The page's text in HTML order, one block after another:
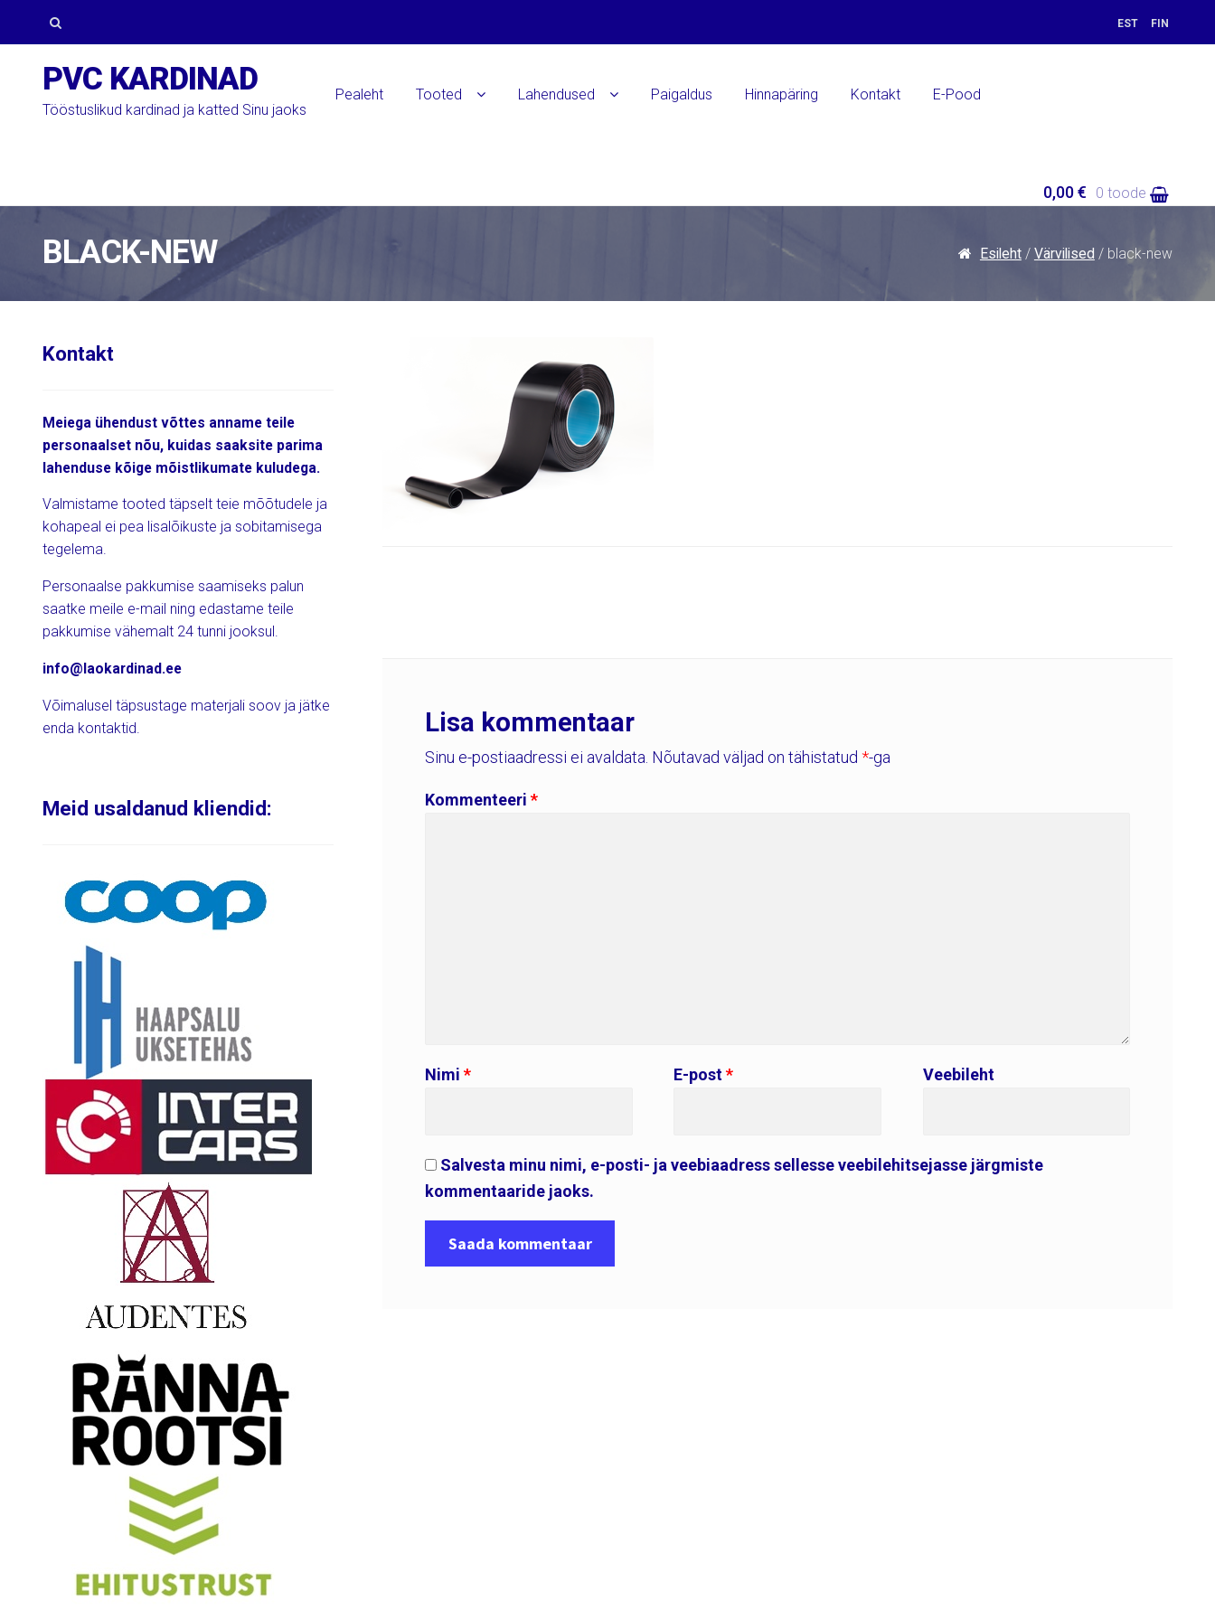
Skip
to
navigation
Skip
to
content
EST FIN
PVC KARDINAD
Tööstuslikud kardinad ja katted Sinu jaoks
Pealeht Tooted Lahendused Paigaldus Hinnapäring Kontakt E-Pood
0,00 € 0 toode
Esileht/ Värvilised / black-new
BLACK-NEW
Lisa kommentaar
Sinu e-postiaadressi ei avaldata. Nõutavad väljad on tähistatud*-ga
Kommenteeri*
Nimi* E-post* Veebileht
Salvesta minu nimi, e-posti- ja veebiaadress sellesse veebilehitsejasse järgmiste
kommentaaride jaoks.
Kontakt
Meiega ühendust võttes anname teile
personaalset nõu, kuidas saaksite parima
lahenduse kõige mõistlikumate kuludega.
Valmistame tooted täpselt teie mõõtudele ja
kohapeal ei pea lisalõikuste ja sobitamisega
tegelema.
Personaalse pakkumise saamiseks palun
saatke meile e-mail ning edastame teile
pakkumise vähemalt 24 tunni jooksul.
info@laokardinad.ee
Võimalusel täpsustage materjali soov ja jätke
enda kontaktid.
Meid usaldanud kliendid: